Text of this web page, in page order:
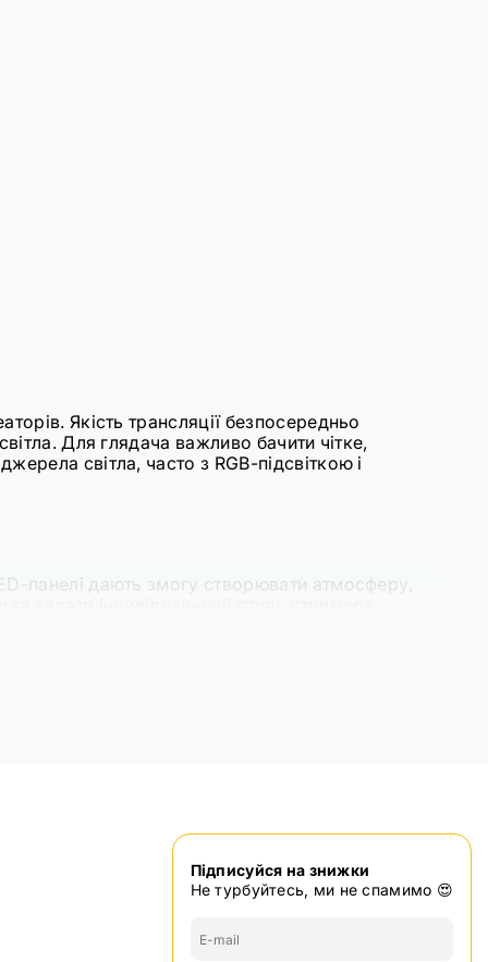
Якість трансляції безпосередньо
Для глядача важливо бачити чітке,
світла, часто з RGB-підсвіткою і
панелі дають змогу створювати атмосферу,
настільні штативи або лампи з прищіпками.
кнопки або через мобільний
Підписуйся на знижки
Не турбуйтесь, ми не спамимо 😍